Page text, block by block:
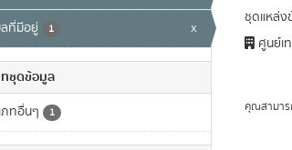
ที่มีอยู่ 1 x
ทชุดข้อมูล
ภทอื่นๆ 1
ชุดแหล่ง
ศูนย์เท
คุณสามาร